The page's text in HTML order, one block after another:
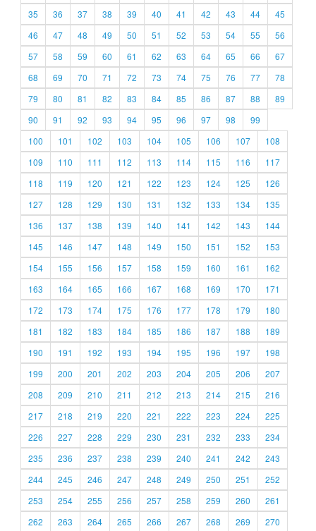
35
36 37 38 39 40 41 42 43 44
45
46
47 48 49 50 51 52 53 54 55
56
57
58 59 60 61 62 63 64 65 66
67
68
69 70 71 72 73 74 75 76 77
78
79
80 81 82 83 84 85 86 87 88
89
90
91 92 93 94 95 96 97 98
99
100
101 102 103 104 105 106 107
108
109
110 111 112 113 114 115 116
117
118
119 120 121 122 123 124 125
126
127
128 129 130 131 132 133 134
135
136
137 138 139 140 141 142 143
144
145
146 147 148 149 150 151 152
153
154
155 156 157 158 159 160 161
162
163
164 165 166 167 168 169 170
171
172
173 174 175 176 177 178 179
180
181
182 183 184 185 186 187 188
189
190
191 192 193 194 195 196 197
198
199
200 201 202 203 204 205 206
207
208
209 210 211 212 213 214 215
216
217
218 219 220 221 222 223 224
225
226
227 228 229 230 231 232 233
234
235
236 237 238 239 240 241 242
243
244
245 246 247 248 249 250 251
252
253
254 255 256 257 258 259 260
261
262
263 264 265 266 267 268 269 270